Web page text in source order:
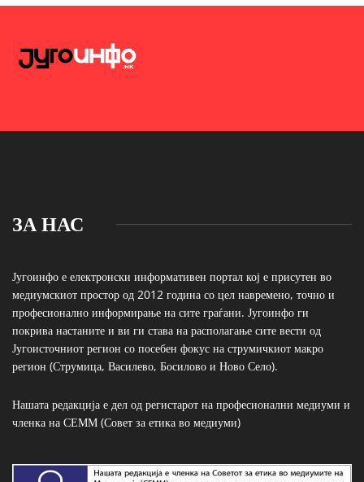
ЗА НАС
Југоинфо е електронски информативен портал кој е присутен во
медиумскиот простор од 2012 година со цел навремено, точно и
професионално информирање на сите граѓани. Југоинфо ги
покрива настаните и ви ги става на располагање сите вести од
Југоисточниот регион со посебен фокус на струмичкиот макро
регион (Струмица, Василево, Босилово и Ново Село).
Нашата редакција е дел од регистарот на професионални медиуми и
членка на СЕММ (Совет за етика во медиуми)